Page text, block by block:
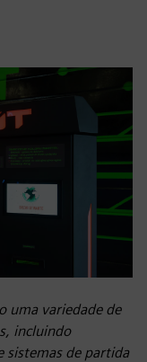
uma variedade de
incluindo
sistemas de partida